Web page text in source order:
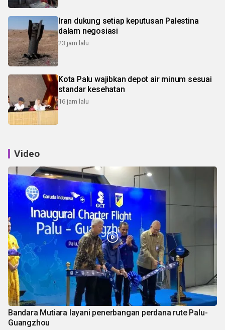
Iran dukung setiap keputusan Palestina
dalam negosiasi
23 jam lalu
Kota Palu wajibkan depot air minum sesuai
standar kesehatan
16 jam lalu
Video
Bandara Mutiara layani penerbangan perdana rute Palu-
Guangzhou